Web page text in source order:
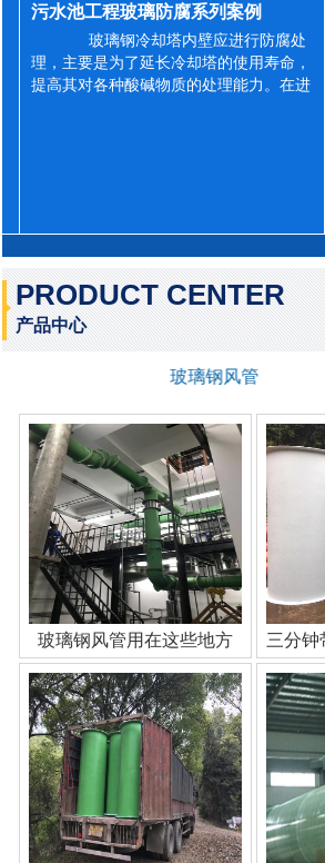
污水池工程玻璃防腐系列案例
玻璃钢冷却塔内壁应进行防腐处
理，主要是为了延长冷却塔的使用寿命，
提高其对各种酸碱物质的处理能力。在进
PRODUCT CENTER
产品中心
玻璃钢风管
玻璃钢风管用在这些地方